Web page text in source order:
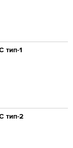
тип-1
тип-2